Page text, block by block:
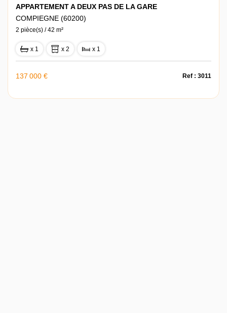
APPARTEMENT A DEUX PAS DE LA GARE
COMPIEGNE (60200)
2 pièce(s) / 42 m²
x 1 x 2 x 1
137 000 € Ref : 3011